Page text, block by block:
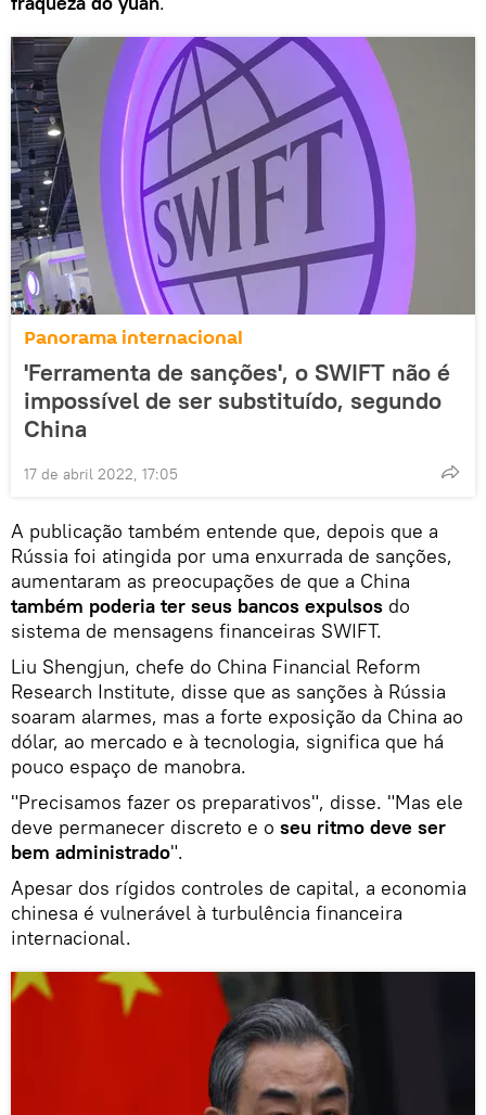
Panorama internacional
'Ferramenta de sanções', o SWIFT não é
impossível de ser substituído, segundo
China
17 de abril 2022, 17:05
A publicação também entende que, depois que a
Rússia foi atingida por uma enxurrada de sanções,
aumentaram as preocupações de que a China
também poderia ter seus bancos expulsos do
sistema de mensagens financeiras SWIFT.
Liu Shengjun, chefe do China Financial Reform
Research Institute, disse que as sanções à Rússia
soaram alarmes, mas a forte exposição da China ao
dólar, ao mercado e à tecnologia, significa que há
pouco espaço de manobra.
"Precisamos fazer os preparativos", disse. "Mas ele
deve permanecer discreto e o seu ritmo deve ser
bem administrado".
Apesar dos rígidos controles de capital, a economia
chinesa é vulnerável à turbulência financeira
internacional.